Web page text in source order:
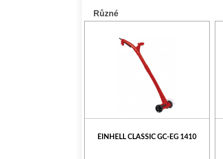
Různé
EINHELL CLASSIC GC-EG 1410